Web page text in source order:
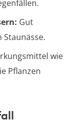
Gut
wie
Pflanzen